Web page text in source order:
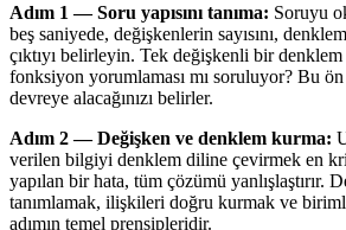
Adım 1 — Soru yapısını tanıma: Soruyu
beş saniyede, değişkenlerin sayısını,
çıktıyı belirleyin. Tek değişkenli bir
fonksiyon yorumlaması mı soruluyor? Bu
devreye alacağınızı belirler.
Adım 2 — Değişken ve denklem kurma:
verilen bilgiyi denklem diline çevirmek en
yapılan bir hata, tüm çözümü yanlışlaştırır.
tanımlamak, ilişkileri doğru kurmak ve
adımın temel prensipleridir.